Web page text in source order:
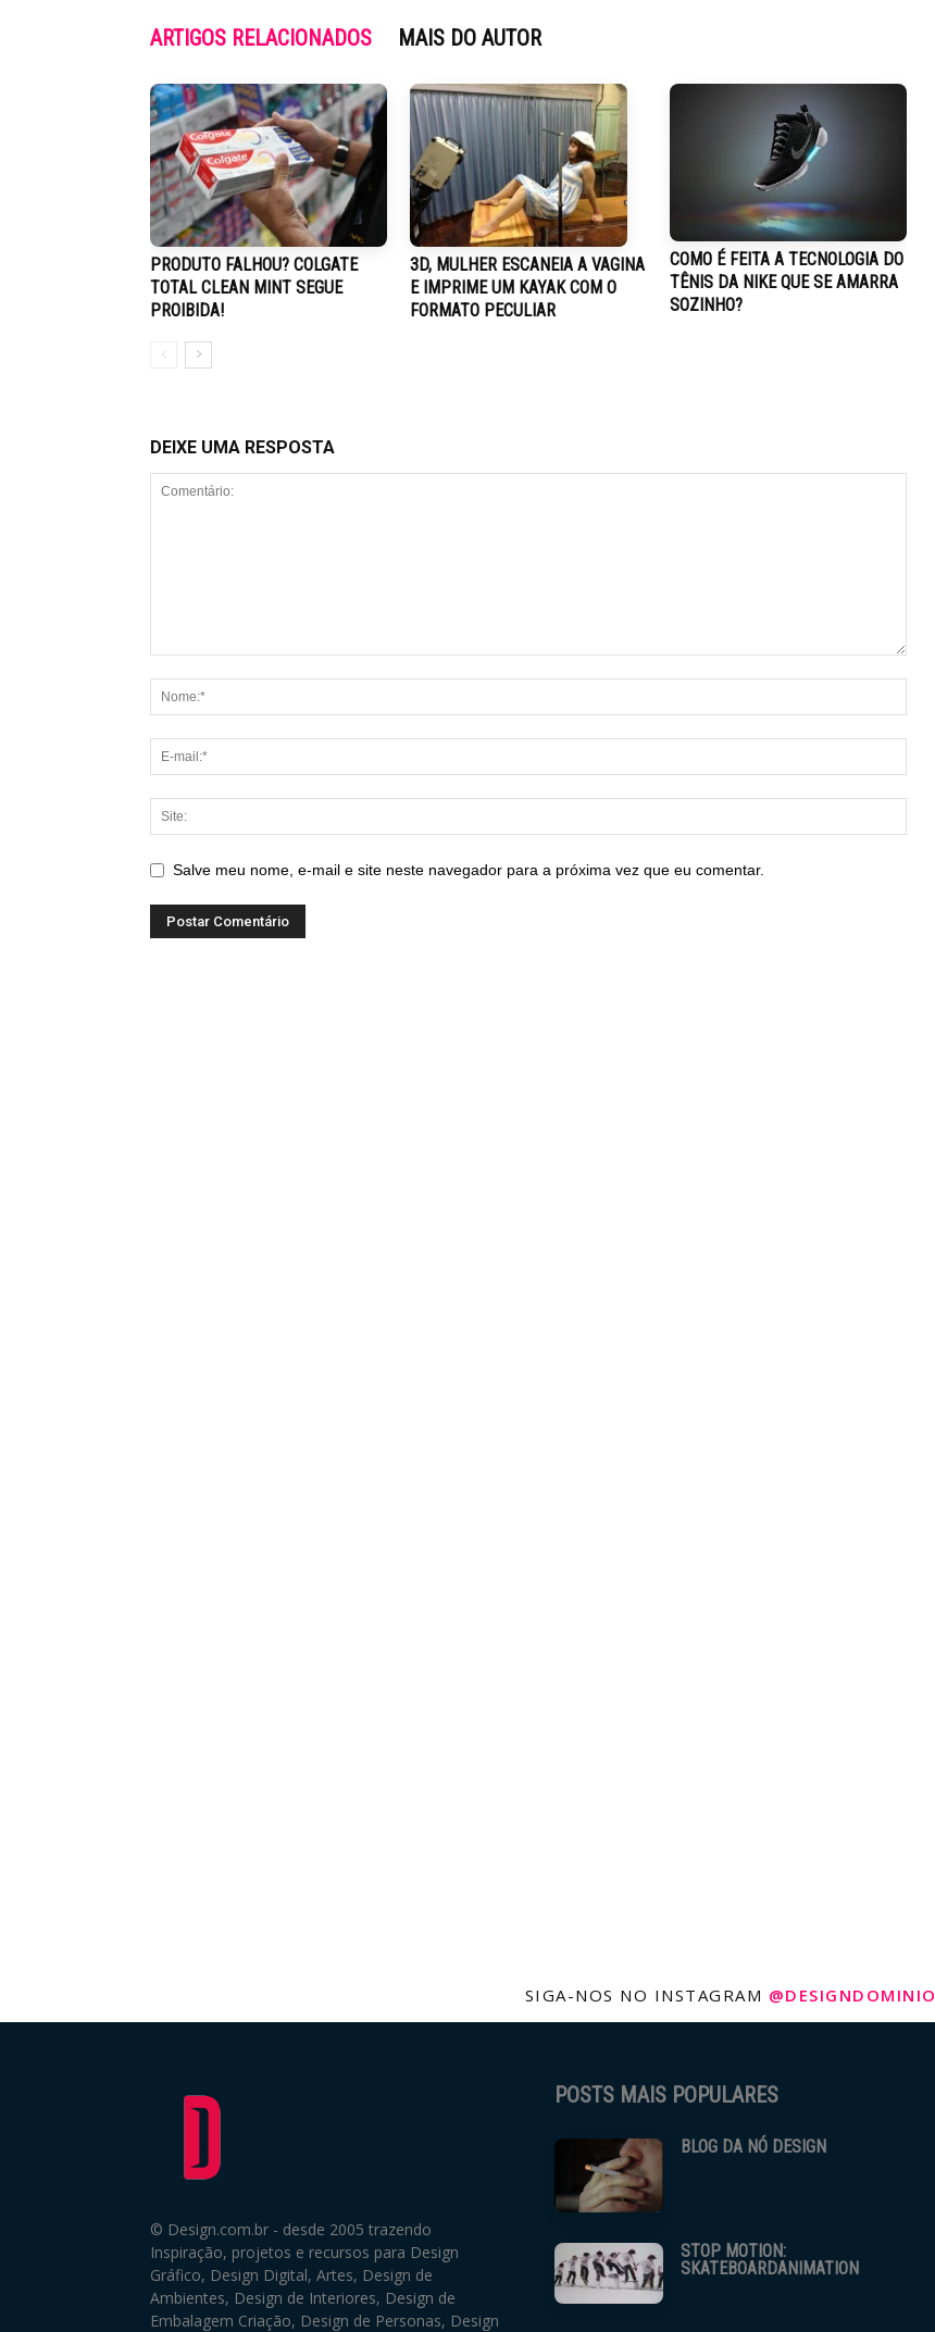
ARTIGOS RELACIONADOS MAIS DO AUTOR
PRODUTO FALHOU? COLGATE
TOTAL CLEAN MINT SEGUE
PROIBIDA!
3D, MULHER ESCANEIA A VAGINA
E IMPRIME UM KAYAK COM O
FORMATO PECULIAR
COMO É FEITA A TECNOLOGIA DO
TÊNIS DA NIKE QUE SE AMARRA
SOZINHO?
DEIXE UMA RESPOSTA
Salve meu nome, e-mail e site neste navegador para a próxima vez que eu comentar.
SIGA-NOS NO INSTAGRAM @DESIGNDOMINIO
© Design.com.br - desde 2005 trazendo
Inspiração, projetos e recursos para Design
Gráfico, Design Digital, Artes, Design de
Ambientes, Design de Interiores, Design de
Embalagem Criação, Design de Personas, Design
POSTS MAIS POPULARES
BLOG DA NÓ DESIGN
STOP MOTION:
SKATEBOARDANIMATION